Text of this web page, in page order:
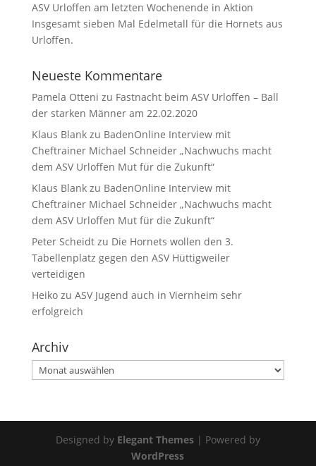
ASV Urloffen am letzten Wochenende in Aktion
Insgesamt sieben Mal Edelmetall für die Hornets aus
Urloffen.
Neueste Kommentare
Pamela Otteni zu Fastnacht beim ASV Urloffen – Ball
der starken Männer am 22.02.2020
Klaus Blankzu BadenOnline Interview mit
Cheftrainer Michael Schneider „Nachwuchs macht
dem ASV Urloffen Mut für die Zukunft“
Klaus Blankzu BadenOnline Interview mit
Cheftrainer Michael Schneider „Nachwuchs macht
dem ASV Urloffen Mut für die Zukunft“
Peter Scheidtzu Die Hornets wollen den 3.
Tabellenplatz gegen den ASV Hüttigweiler
verteidigen
Heikozu ASV Jugend auch in Viernheim sehr
erfolgreich
Archiv
Archiv
Designed by Elegant Themes| Powered by
WordPress